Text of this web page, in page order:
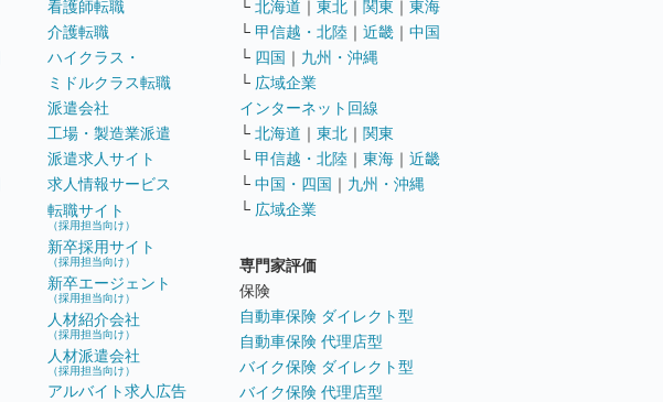
看護師転職
介護転職
ハイクラス・
ミドルクラス転職
派遣会社
工場・製造業派遣
派遣求人サイト
求人情報サービス
転職サイト
（採用担当向け）
新卒採用サイト
（採用担当向け）
新卒エージェント
（採用担当向け）
人材紹介会社
（採用担当向け）
人材派遣会社
（採用担当向け）
アルバイト求人広告
└ 北海道 ｜ 東北 ｜ 関東 ｜ 東海
└ 甲信越・北陸 ｜ 近畿 ｜ 中国
└ 四国 ｜ 九州・沖縄
└ 広域企業
インターネット回線
└ 北海道 ｜ 東北 ｜ 関東
└ 甲信越・北陸 ｜ 東海 ｜ 近畿
└ 中国・四国 ｜ 九州・沖縄
└ 広域企業
専門家評価
保険
自動車保険 ダイレクト型
自動車保険 代理店型
バイク保険 ダイレクト型
バイク保険 代理店型